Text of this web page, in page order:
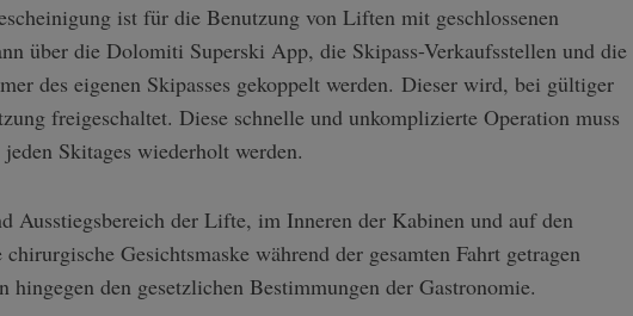
ist für die Benutzung von Liften mit geschlossenen
über die Dolomiti Superski App, die Skipass-Verkaufsstellen und die
des eigenen Skipasses gekoppelt werden. Dieser wird, bei gültiger
freigeschaltet. Diese schnelle und unkomplizierte Operation muss
Skitages wiederholt werden.
Ausstiegsbereich der Lifte, im Inneren der Kabinen und auf den
Gesichtsmaske während der gesamten Fahrt getragen
hingegen den gesetzlichen Bestimmungen der Gastronomie.